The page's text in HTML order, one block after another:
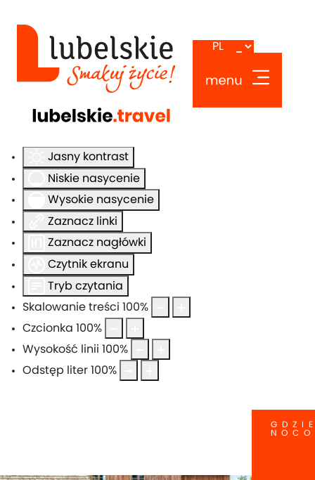
Ułatwienia dostępu
Odwróć kolory
Monochromatyczny
Jasny kontrast
Niskie nasycenie
Wysokie nasycenie
Zaznacz linki
Zaznacz nagłówki
Czytnik ekranu
Tryb czytania
Skalowanie treści 100%
Czcionka 100%
Wysokość linii 100%
Odstęp liter 100%